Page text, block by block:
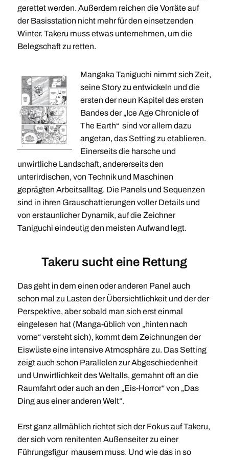
gerettet werden. Außerdem reichen die Vorräte auf
der Basisstation nicht mehr für den einsetzenden
Winter. Takeru muss etwas unternehmen, um die
Belegschaft zu retten.
Mangaka Taniguchi nimmt sich Zeit,
seine Story zu entwickeln und die
ersten der neun Kapitel des ersten
Bandes der „Ice Age Chronicle of
The Earth“ sind vor allem dazu
angetan, das Setting zu etablieren.
Einerseits die harsche und
unwirtliche Landschaft, andererseits den
unterirdischen, von Technik und Maschinen
geprägten Arbeitsalltag. Die Panels und Sequenzen
sind in ihren Grauschattierungen voller Details und
von erstaunlicher Dynamik, auf die Zeichner
Taniguchi eindeutig den meisten Aufwand legt.
Takeru sucht eine Rettung
Das geht in dem einen oder anderen Panel auch
schon mal zu Lasten der Übersichtlichkeit und der der
Perspektive, aber sobald man sich erst einmal
eingelesen hat (Manga-üblich von „hinten nach
vorne“ versteht sich), kommt dem Zeichnungen der
Eiswüste eine intensive Atmosphäre zu. Das Setting
zeigt auch schon Parallelen zur Abgeschiedenheit
und Unwirtlichkeit des Weltalls, gemahnt oft an die
Raumfahrt oder auch an den „Eis-Horror“ von „Das
Ding aus einer anderen Welt“.
Erst ganz allmählich richtet sich der Fokus auf Takeru,
der sich vom renitenten Außenseiter zu einer
Führungsfigur mausern muss. Und wie das in so